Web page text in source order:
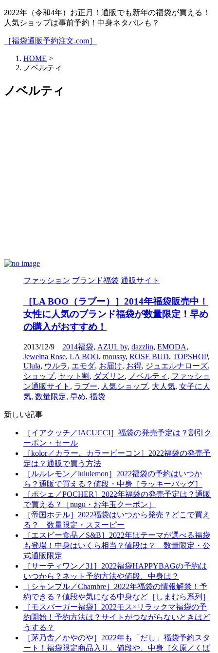
2022年（令和4年）お正月！通販でも新年の福袋が買える！
人気ショップは事前予約！中身ネタバレも？
［福袋通販予約注文.com］
HOME >
ノベルティ
ノベルティ
ファッション ブランド福袋 通販サイト
［LA BOO（ラブー）］2014年福袋販売中！
女性に人気のブランド福袋が数量限定！早め
の購入がおすすめ！
2013/12/9 2014福袋, AZUL by, dazzlin, EMODA,
Jewelna Rose, LA BOO, moussy, ROSE BUD, TOPSHOP,
Ulula, ウルラ, エモダ, お届け, お得, ジュエルナローズ,
ショップ, セット割 , ダズリン, ノベルティ , ファッショ
ン通販サイト , ラブー, 人気ショップ, 大人気, 女子に人
気, 数量限定, 早め, 福袋
新しい記事
［イアクッチ／IACUCCI］福袋の発売予定は？割引ク
ーポン・セール
［kolor／カラー、カラービーコン］2022福袋の発売予
定は？通販で買う方法
［ルルレモン／lululemon］2022福袋の予約はいつか
ら？通販で買える？値段・中身［ラッキーバッグ］
［ポシェ／POCHER］2022年福袋の発売予定は？通販
で買える？［nugu・お年玉クーポン］
［帝国ホテル］2022福袋はいつから発売？どこで買え
る？ 数量限定・スヌーピー
［エスビー食品／S&B］2022年はテーマが選べる福袋
も登場！中身はいくら相当？値段は？ 数量限定・公
式通販限定
［サーティワン／31］2022福袋HAPPYBAGの予約は
いつから？ネット予約方法や値段、中身は？
［シャンブル／Chambre］2022年福袋の情報解禁！予
約できる？値段や気になる中身など［しまむら系列］
［モスバーガー福袋］2022モス×リラックマ福袋の予
約開始！予約方法は？サイトがつながらないときはど
うする？
［茅乃舎／かやのや］2022年も「だし」福袋予約スタ
ート！福袋限定商品入り。値段や、中身［久原／くば